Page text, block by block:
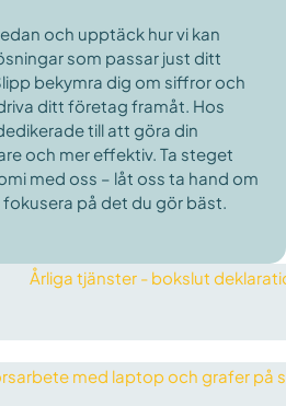
och upptäck hur vi kan
som passar just ditt
bekymra dig om siffror och
ditt företag framåt. Hos
till att göra din
och mer effektiv. Ta steget
med oss – låt oss ta hand om
på det du gör bäst.